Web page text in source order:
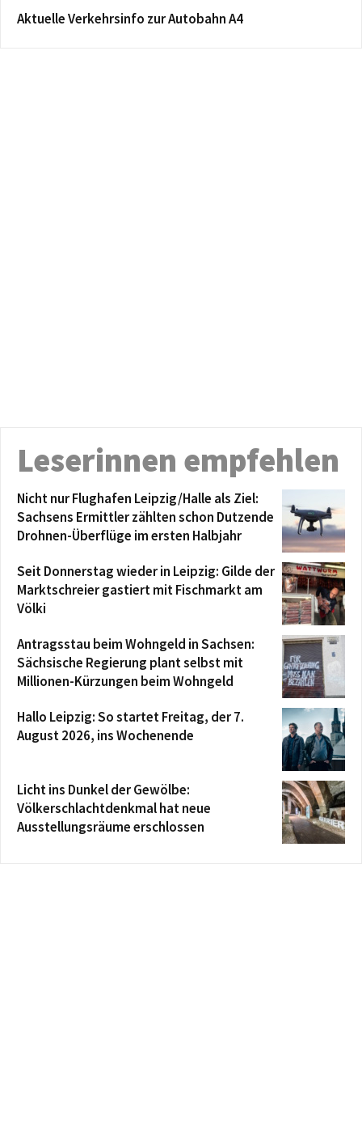
Aktuelle Verkehrsinfo zur Autobahn A4
Leserinnen empfehlen
Nicht nur Flughafen Leipzig/Halle als Ziel:
Sachsens Ermittler zählten schon Dutzende
Drohnen-Überflüge im ersten Halbjahr
Seit Donnerstag wieder in Leipzig: Gilde der
Marktschreier gastiert mit Fischmarkt am
Völki
Antragsstau beim Wohngeld in Sachsen:
Sächsische Regierung plant selbst mit
Millionen-Kürzungen beim Wohngeld
Hallo Leipzig: So startet Freitag, der 7.
August 2026, ins Wochenende
Licht ins Dunkel der Gewölbe:
Völkerschlachtdenkmal hat neue
Ausstellungsräume erschlossen